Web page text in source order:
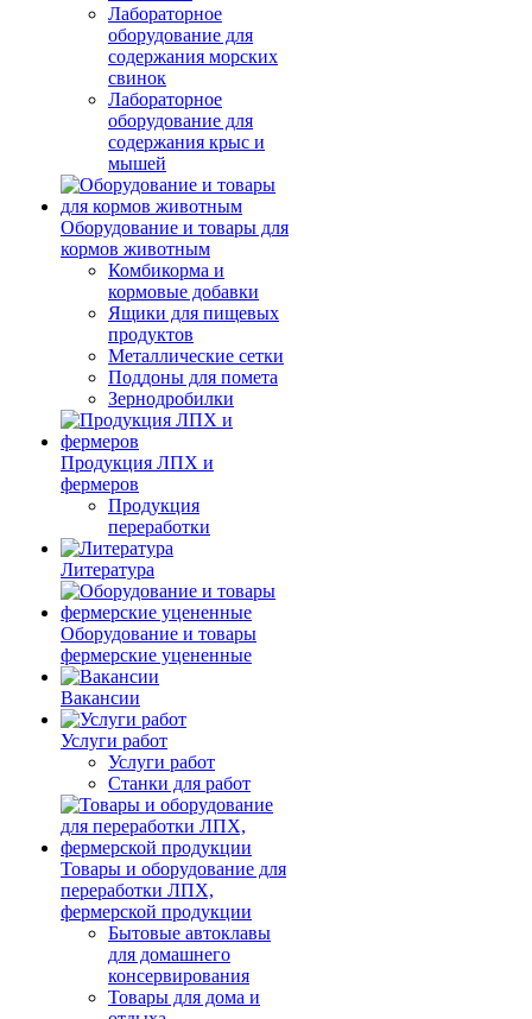
Лабораторное
оборудование для
содержания морских
свинок
Лабораторное
оборудование для
содержания крыс и
мышей
Оборудование и товары для
кормов животным
Комбикорма и
кормовые добавки
Ящики для пищевых
продуктов
Металлические сетки
Поддоны для помета
Зернодробилки
Продукция ЛПХ и
фермеров
Продукция
переработки
Литература
Оборудование и товары
фермерские уцененные
Вакансии
Услуги работ
Услуги работ
Станки для работ
Товары и оборудование для
переработки ЛПХ,
фермерской продукции
Бытовые автоклавы
для домашнего
консервирования
Товары для дома и